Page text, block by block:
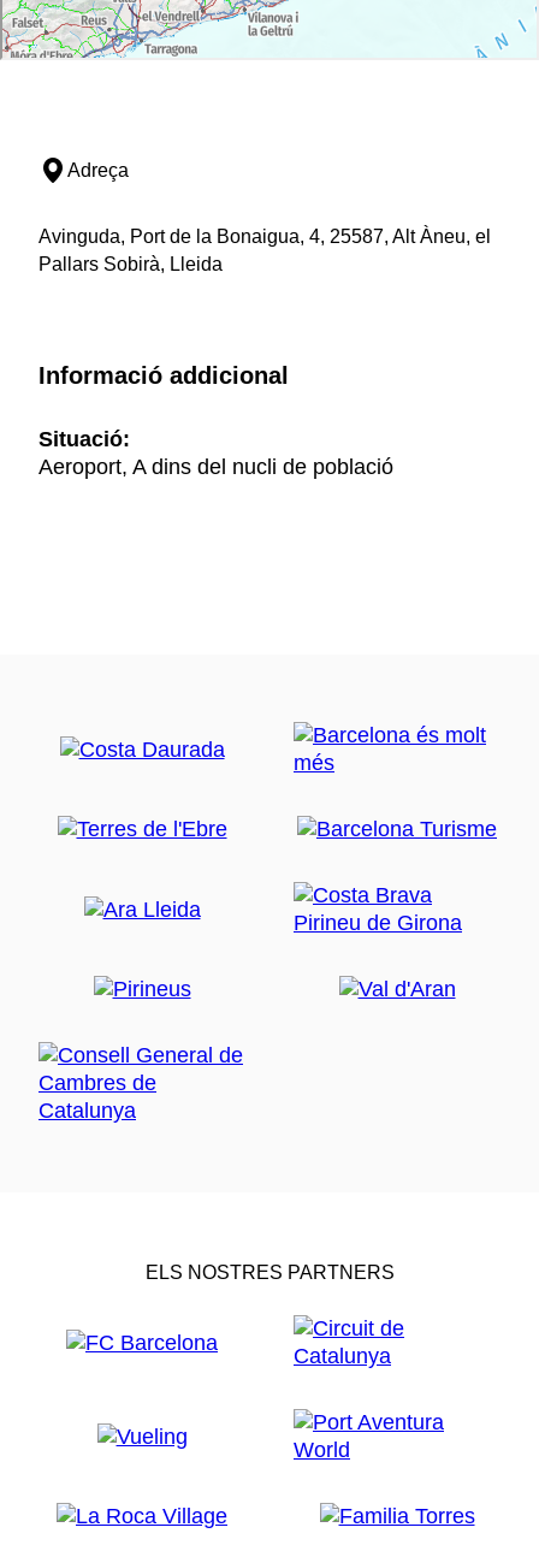
Adreça
Avinguda, Port de la Bonaigua, 4, 25587, Alt Àneu, el
Pallars Sobirà, Lleida
Informació addicional
Situació:
Aeroport, A dins del nucli de població
ELS NOSTRES PARTNERS